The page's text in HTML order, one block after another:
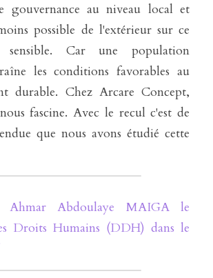
gouvernance au niveau local et
possible de l'extérieur sur ce
sensible. Car une population
les conditions favorables au
durable. Chez Arcare Concept,
fascine. Avec le recul c'est de
que nous avons étudié cette
Ahmar Abdoulaye MAIGA le
Droits Humains (DDH) dans le